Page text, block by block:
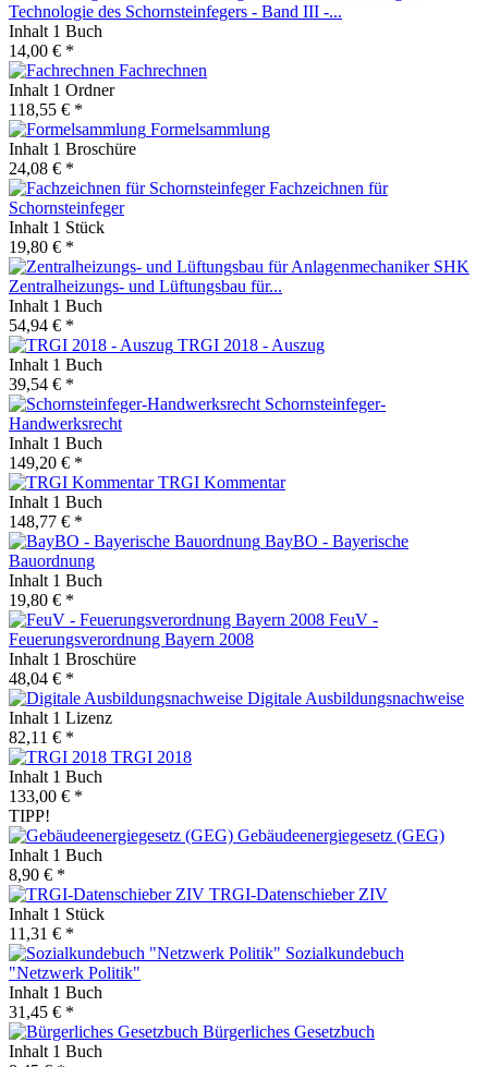
Technologie des Schornsteinfegers - Band III -...
Inhalt 1 Buch
14,00 € *
Fachrechnen
Inhalt 1 Ordner
118,55 € *
Formelsammlung
Inhalt 1 Broschüre
24,08 € *
Fachzeichnen für
Schornsteinfeger
Inhalt 1 Stück
19,80 € *
Zentralheizungs- und Lüftungsbau für...
Inhalt 1 Buch
54,94 € *
TRGI 2018 - Auszug
Inhalt 1 Buch
39,54 € *
Schornsteinfeger-
Handwerksrecht
Inhalt 1 Buch
149,20 € *
TRGI Kommentar
Inhalt 1 Buch
148,77 € *
BayBO - Bayerische
Bauordnung
Inhalt 1 Buch
19,80 € *
FeuV -
Feuerungsverordnung Bayern 2008
Inhalt 1 Broschüre
48,04 € *
Digitale Ausbildungsnachweise
Inhalt 1 Lizenz
82,11 € *
TRGI 2018
Inhalt 1 Buch
133,00 € *
TIPP!
Gebäudeenergiegesetz (GEG)
Inhalt 1 Buch
8,90 € *
TRGI-Datenschieber ZIV
Inhalt 1 Stück
11,31 € *
Sozialkundebuch
"Netzwerk Politik"
Inhalt 1 Buch
31,45 € *
Bürgerliches Gesetzbuch
Inhalt 1 Buch